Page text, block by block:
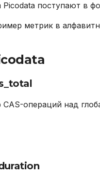
Picodata поступают в
метрик в
операций над